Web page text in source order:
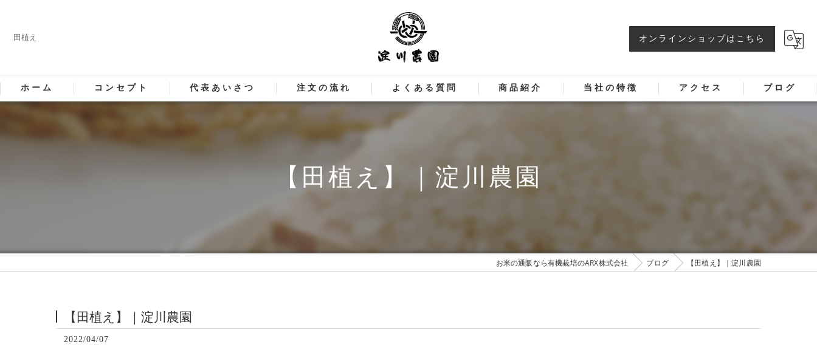
田植え オンラインショップはこちら
ホーム コンセプト 代表あいさつ 注文の流れ よくある質問 商品紹介 当社の特徴 アクセス ブログ
【田植え】｜淀川農園
お米の通販なら有機栽培のARX株式会社 ブログ 【田植え】｜淀川農園
【田植え】｜淀川農園
2022/04/07